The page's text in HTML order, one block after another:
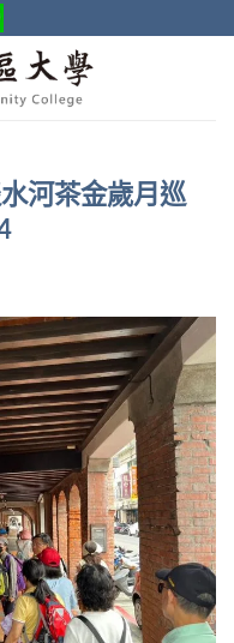
河茶金歲月巡